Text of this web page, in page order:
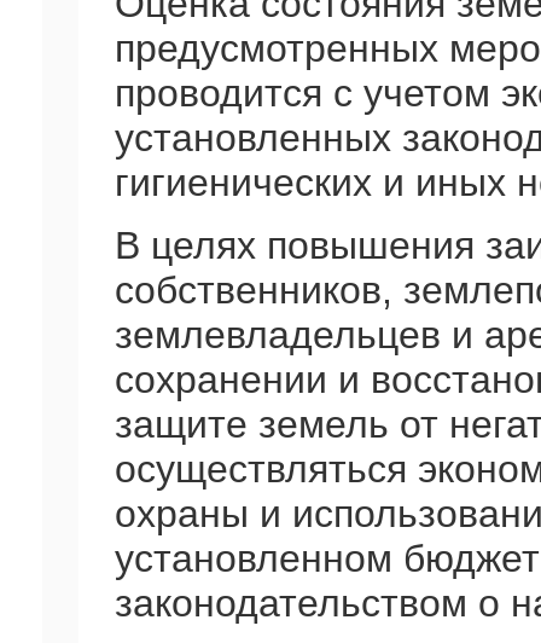
предусмотренных
проводится с учетом
установленных
гигиенических и иных
В целях повышения
собственников,
землевладельцев и
сохранении и
защите земель от
осуществляться
охраны и
установленном
законодательством о